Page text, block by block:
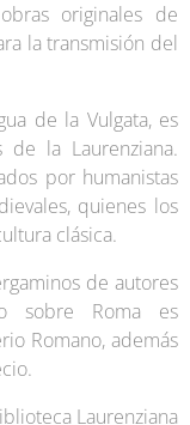
originales de
la transmisión del
de la Vulgata, es
de la Laurenziana.
por humanistas
quienes los
clásica.
de autores
sobre Roma es
Romano, además
Laurenziana